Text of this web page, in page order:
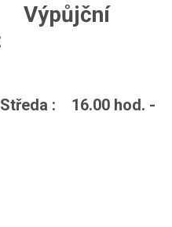
Středa : 16.00 hod. -